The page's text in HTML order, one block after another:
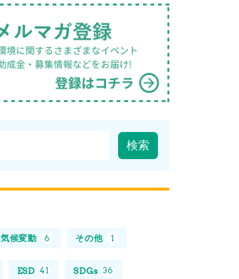
気候変動 6 その他 1
ESD 41 SDGs 36